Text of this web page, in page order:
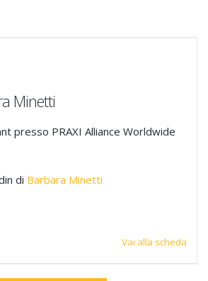
Minetti
presso PRAXI Alliance Worldwide
di Barbara Minetti
Vai alla scheda